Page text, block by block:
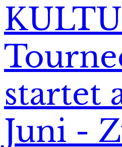
startet
Juni -